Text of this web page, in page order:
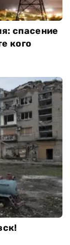
спасение
кого